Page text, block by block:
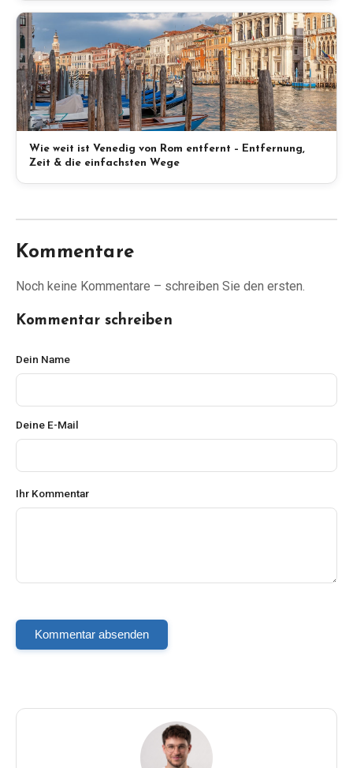
Wie weit ist Venedig von Rom entfernt – Entfernung,
Zeit & die einfachsten Wege
Kommentare
Noch keine Kommentare – schreiben Sie den ersten.
Kommentar schreiben
Dein Name
Deine E-Mail
Ihr Kommentar
Kommentar absenden